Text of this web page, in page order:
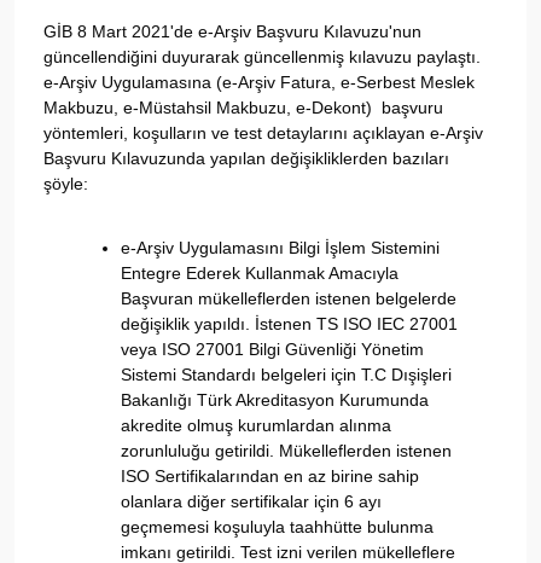
GİB 8 Mart 2021'de e-Arşiv Başvuru Kılavuzu'nun
güncellendiğini duyurarak güncellenmiş kılavuzu paylaştı.
e-Arşiv Uygulamasına (e-Arşiv Fatura, e-Serbest Meslek
Makbuzu, e-Müstahsil Makbuzu, e-Dekont) başvuru
yöntemleri, koşulların ve test detaylarını açıklayan e-Arşiv
Başvuru Kılavuzunda yapılan değişikliklerden bazıları
şöyle:
e-Arşiv Uygulamasını Bilgi İşlem Sistemini
Entegre Ederek Kullanmak Amacıyla
Başvuran mükelleflerden istenen belgelerde
değişiklik yapıldı. İstenen TS ISO IEC 27001
veya ISO 27001 Bilgi Güvenliği Yönetim
Sistemi Standardı belgeleri için T.C Dışişleri
Bakanlığı Türk Akreditasyon Kurumunda
akredite olmuş kurumlardan alınma
zorunluluğu getirildi. Mükelleflerden istenen
ISO Sertifikalarından en az birine sahip
olanlara diğer sertifikalar için 6 ayı
geçmemesi koşuluyla taahhütte bulunma
imkanı getirildi. Test izni verilen mükelleflere